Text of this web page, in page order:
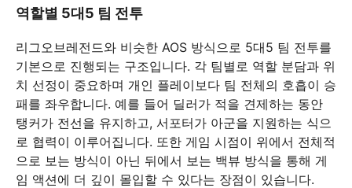
역할별 5대5 팀 전투
리그오브레전드와 비슷한 AOS 방식으로 5대5 팀 전투를
기본으로 진행되는 구조입니다. 각 팀별로 역할 분담과 위
치 선정이 중요하며 개인 플레이보다 팀 전체의 호흡이 승
패를 좌우합니다. 예를 들어 딜러가 적을 견제하는 동안
탱커가 전선을 유지하고, 서포터가 아군을 지원하는 식으
로 협력이 이루어집니다. 또한 게임 시점이 위에서 전체적
으로 보는 방식이 아닌 뒤에서 보는 백뷰 방식을 통해 게
임 액션에 더 깊이 몰입할 수 있다는 장점이 있습니다.